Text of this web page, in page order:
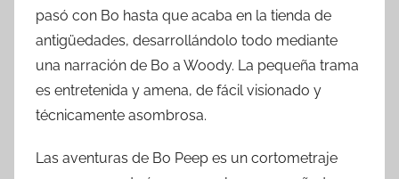
pasó con Bo hasta que acaba en la tienda de
antigüedades, desarrollándolo todo mediante
una narración de Bo a Woody. La pequeña trama
es entretenida y amena, de fácil visionado y
técnicamente asombrosa.
Las aventuras de Bo Peep es un cortometraje